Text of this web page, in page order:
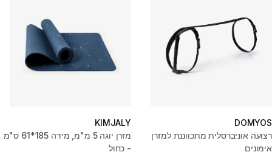
DOMYOS
רצועה אוניברסלית מתכווננת למזרן
אימונים
KIMJALY
מזרן יוגה 5 מ"מ, מידה 185*61 ס"מ
- כחול